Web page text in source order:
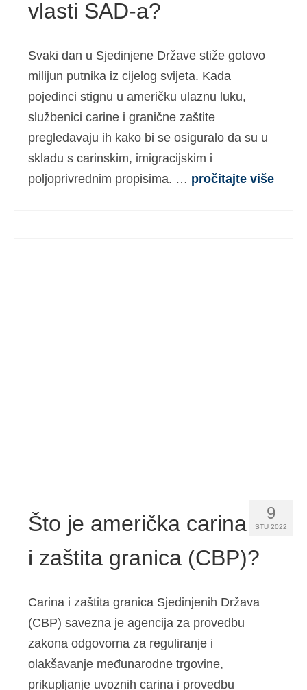
vlasti SAD-a?
Svaki dan u Sjedinjene Države stiže gotovo
milijun putnika iz cijelog svijeta. Kada
pojedinci stignu u američku ulaznu luku,
službenici carine i granične zaštite
pregledavaju ih kako bi se osiguralo da su u
skladu s carinskim, imigracijskim i
poljoprivrednim propisima. … pročitajte više
9
STU 2022
Što je američka carina
i zaštita granica (CBP)?
Carina i zaštita granica Sjedinjenih Država
(CBP) savezna je agencija za provedbu
zakona odgovorna za reguliranje i
olakšavanje međunarodne trgovine,
prikupljanje uvoznih carina i provedbu